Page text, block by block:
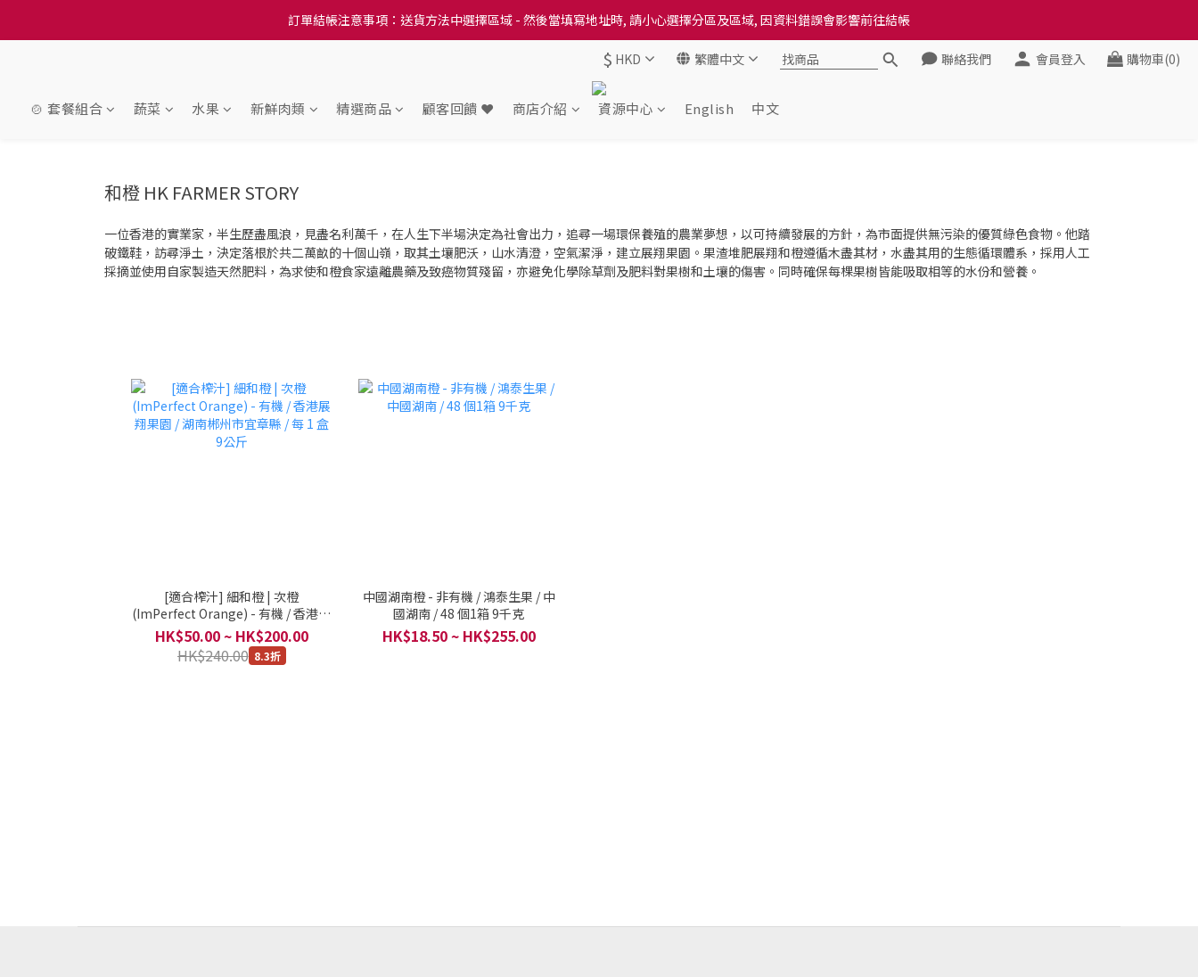
訂單結帳注意事項：送貨方法中選擇區域 - 然後當填寫地址時, 請小心選擇分區及區域, 因資料錯誤會影響前往結帳
訂單結帳注意事項：送貨方法中選擇區域 - 然後當填寫地址時, 請小心選擇分區及區域, 因資料錯誤會影響前往結帳
隆重推出本地培育田香雞、金棠雞、粵皇鷄及平原雞等，想食靚雞就要嚟《餸您健康》
訂單結帳注意事項：送貨方法中選擇區域 - 然後當填寫地址時, 請小心選擇分區及區域, 因資料錯誤會影響前往結帳
$ HKD 繁體中文 聯絡我們 會員登入 購物車(0)
🍲 套餐組合 蔬菜 水果 新鮮肉類 精選商品 顧客回饋 ❤️ 商店介紹 資源中心 English 中文
和橙 HK FARMER STORY
一位香港的實業家，半生歷盡風浪，見盡名利萬千，在人生下半場決定為社會出力，追尋一場環保養殖的農業夢想，以可持續發展的方針，為市面提供無污染的優質綠色食物。他踏
破鐵鞋，訪尋淨土，決定落根於共二萬畝的十個山嶺，取其土壤肥沃，山水清澄，空氣潔淨，建立展翔果園。果渣堆肥展翔和橙遵循木盡其材，水盡其用的生態循環體系，採用人工
採摘並使用自家製造天然肥料，為求使和橙食家遠離農藥及致癌物質殘留，亦避免化學除草劑及肥料對果樹和土壤的傷害。同時確保每棵果樹皆能吸取相等的水份和營養。
[適合榨汁] 細和橙 | 次橙
(ImPerfect Orange) - 有機 / 香港展
翔果園 / 湖南郴州市宜章縣 / 每 1 盒
9公斤
HK$50.00 ~ HK$200.00
HK$240.00 8.3折
中國湖南橙 - 非有機 / 鴻泰生果 / 中
國湖南 / 48 個1箱 9千克
HK$18.50 ~ HK$255.00